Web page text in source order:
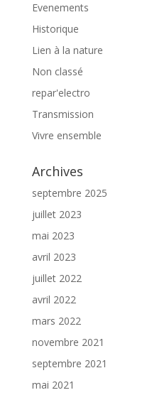
Pour participer :
Je m’inscris à l’atelier
Pour participer aux
l’association est
l’association et j’adhère
Parmi les nombreuses
reste le liant. Aussi,
pour favoriser la fluidité
pas à nous contacter.
En vous remerciant pour
Evenements
Historique
Lien à la nature
Non classé
repar'electro
Transmission
Vivre ensemble
Archives
septembre 2025
juillet 2023
mai 2023
avril 2023
juillet 2022
avril 2022
mars 2022
novembre 2021
septembre 2021
mai 2021